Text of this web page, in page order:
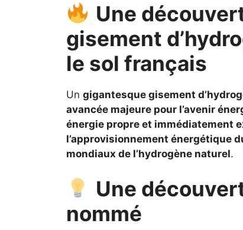
Une
gisement
le sol français
Un gigantesque gisement
avancée majeure pour l’avenir
énergie propre et immédiatement
l’approvisionnement énergétique
mondiaux de l’hydrogène naturel.
Une
nommé